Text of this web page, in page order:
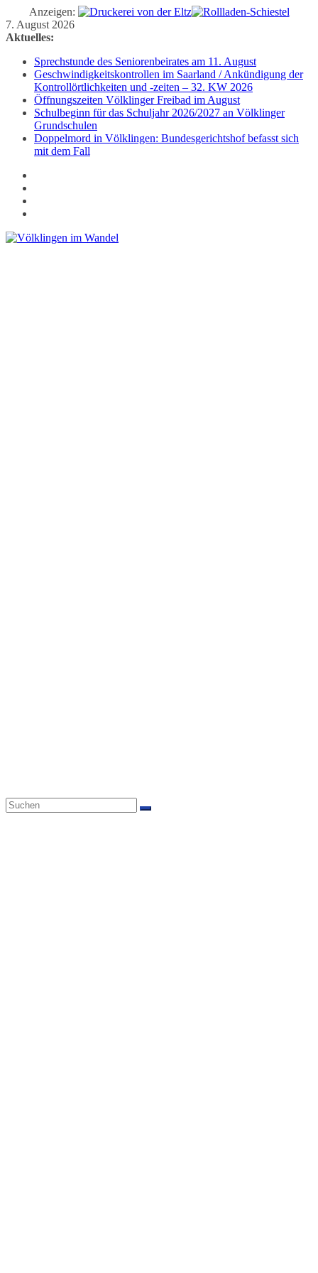
Anzeigen:
Zum
Inhalt
7. August 2026
Aktuelles:
Sprechstunde des Seniorenbeirates am 11. August
Geschwindigkeitskontrollen im Saarland / Ankündigung der
Kontrollörtlichkeiten und -zeiten – 32. KW 2026
Öffnungszeiten Völklinger Freibad im August
Schulbeginn für das Schuljahr 2026/2027 an Völklinger
Grundschulen
Doppelmord in Völklingen: Bundesgerichtshof befasst sich
mit dem Fall